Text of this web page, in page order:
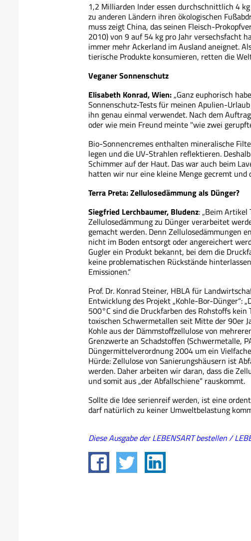
1,2 Milliarden Inder essen durchschnittlich 4
zu anderen Ländern ihren ökologischen
muss zeigt China, das seinen Fleisch-
2010) von 9 auf 54 kg pro Jahr versechsfacht
immer mehr Ackerland im Ausland aneignet.
tierische Produkte konsumieren, retten die
Veganer Sonnenschutz
Elisabeth Konrad, Wien:„Ganz euphorisch
Sonnenschutz-Tests für meinen Apulien-
ihn genau einmal verwendet. Nach dem
oder wie mein Freund meinte "wie zwei
Bio-Sonnencremes enthalten mineralische
legen und die UV-Strahlen reflektieren.
Schimmer auf der Haut. Das war auch beim
hatten wir nur eine kleine Menge gecremt und
Terra Preta: Zellulosedämmung als Dünger?
Siegfried Lerchbaumer, Bludenz: „Beim Artikel
Zellulosedämmung zu Dünger verarbeitet
gemacht werden. Denn Zellulosedämmungen
nicht im Boden entsorgt oder angereichert
Gugler ein Produkt bekannt, bei dem die
keine problematischen Rückstände
Emissionen.“
Prof. Dr. Konrad Steiner, HBLA für
Entwicklung des Projekt „Kohle-Bor-Dünger“:
500°C sind die Druckfarben des Rohstoffs
toxischen Schwermetallen seit Mitte der 90er
Kohle aus der Dämmstoffzellulose von
Grenzwerte an Schadstoffen (Schwermetalle,
Düngermittelverordnung 2004 um ein
Hürde: Zellulose von Sanierungshäusern ist
werden. Daher arbeiten wir daran, dass die
und somit aus „der Abfallschiene“ rauskommt.
Sollte die Idee serienreif werden, ist eine
darf natürlich zu keiner Umweltbelastung
Diese Ausgabe der LEBENSART bestellen /